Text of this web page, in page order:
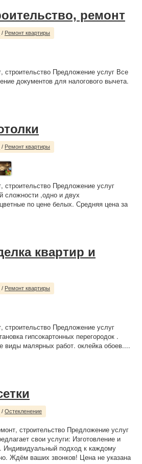
ремонт
/ Ремонт квартиры
строительство Предложение услуг Все
документов для налогового вычета.
/ Ремонт квартиры
строительство Предложение услуг
сложности ,одно и двух
по цене белых. Средняя цена за
квартир и
/ Ремонт квартиры
строительство Предложение услуг
гипсокартонных перегородок .
виды малярных работ. оклейка обоев....
/ Остекленение
строительство Предложение услуг
свои услуги: Изготовление и
Индивидуальный подход к каждому
Ждём ваших звонков! Цена не указана